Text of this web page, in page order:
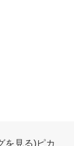
を見る)ピカ